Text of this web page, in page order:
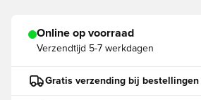
Online op voorraad
Verzendtijd 5-7 werkdagen
Gratis verzending bij